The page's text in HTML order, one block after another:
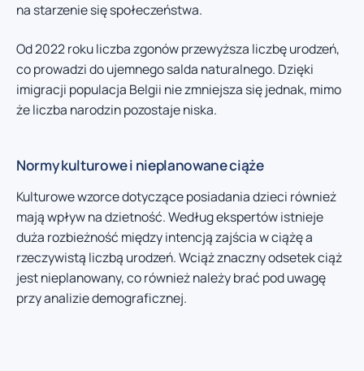
na starzenie się społeczeństwa.
Od 2022 roku liczba zgonów przewyższa liczbę urodzeń,
co prowadzi do ujemnego salda naturalnego. Dzięki
imigracji populacja Belgii nie zmniejsza się jednak, mimo
że liczba narodzin pozostaje niska.
Normy kulturowe i nieplanowane ciąże
Kulturowe wzorce dotyczące posiadania dzieci również
mają wpływ na dzietność. Według ekspertów istnieje
duża rozbieżność między intencją zajścia w ciążę a
rzeczywistą liczbą urodzeń. Wciąż znaczny odsetek ciąż
jest nieplanowany, co również należy brać pod uwagę
przy analizie demograficznej.